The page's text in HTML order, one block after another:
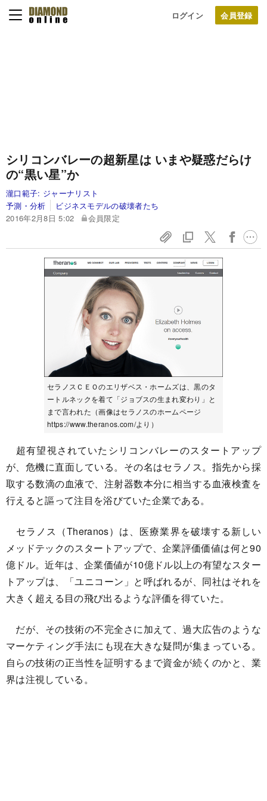
ログイン
シリコンバレーの超新星は いまや疑惑だらけ
の“黒い星”か
瀧口範子: ジャーナリスト
予測・分析
ビジネスモデルの破壊者たち
2016年2月8日 5:02
会員限定
セラノスＣＥＯのエリザベス・ホームズは、黒のタ
ートルネックを着て「ジョブスの生まれ変わり」と
まで言われた（画像はセラノスのホームページ
https://www.theranos.com/より）
超有望視されていたシリコンバレーのスタートアップ
が、危機に直面している。その名はセラノス。指先から採
取する数滴の血液で、注射器数本分に相当する血液検査を
行えると謳って注目を浴びていた企業である。
セラノス（Theranos）は、医療業界を破壊する新しい
メッドテックのスタートアップで、企業評価価値は何と90
億ドル。近年は、企業価値が10億ドル以上の有望なスター
トアップは、「ユニコーン」と呼ばれるが、同社はそれを
大きく超える目の飛び出るような評価を得ていた。
だが、その技術の不完全さに加えて、過大広告のような
マーケティング手法にも現在大きな疑問が集まっている。
自らの技術の正当性を証明するまで資金が続くのかと、業
界は注視している。